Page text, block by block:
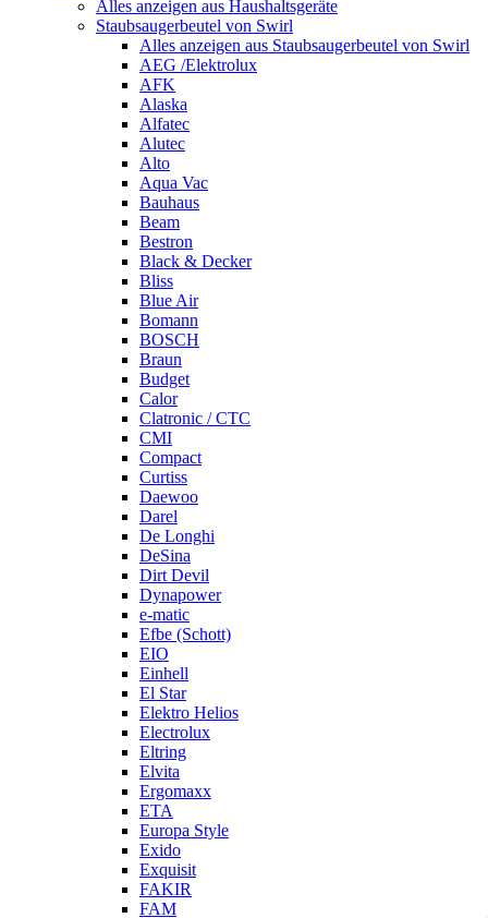
Alles anzeigen aus Haushaltsgeräte
Staubsaugerbeutel von Swirl
Alles anzeigen aus Staubsaugerbeutel von Swirl
AEG /Elektrolux
AFK
Alaska
Alfatec
Alutec
Alto
Aqua Vac
Bauhaus
Beam
Bestron
Black & Decker
Bliss
Blue Air
Bomann
BOSCH
Braun
Budget
Calor
Clatronic / CTC
CMI
Compact
Curtiss
Daewoo
Darel
De Longhi
DeSina
Dirt Devil
Dynapower
e-matic
Efbe (Schott)
EIO
Einhell
El Star
Elektro Helios
Electrolux
Eltring
Elvita
Ergomaxx
ETA
Europa Style
Exido
Exquisit
FAKIR
FAM